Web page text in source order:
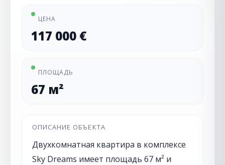
ЦЕНА
117 000 €
ПЛОЩАДЬ
67 м²
ОПИСАНИЕ ОБЪЕКТА
Двухкомнатная квартира в комплексе
Sky Dreams имеет площадь 67 м² и